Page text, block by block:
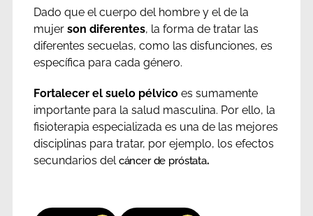
Dado que el cuerpo del hombre y el de la
mujer son diferentes, la forma de tratar las
diferentes secuelas, como las disfunciones, es
específica para cada género.
Fortalecer el suelo pélvicoes sumamente
importante para la salud masculina. Por ello, la
fisioterapia especializada es una de las mejores
disciplinas para tratar, por ejemplo, los efectos
secundarios delcáncer de próstata.